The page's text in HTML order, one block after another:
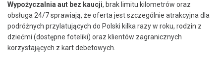
Wypożyczalnia aut bez kaucji, brak limitu kilometrów oraz
obsługa 24/7 sprawiają, że oferta jest szczególnie atrakcyjna dla
podróżnych przylatujących do Polski kilka razy w roku, rodzin z
dziećmi (dostępne foteliki) oraz klientów zagranicznych
korzystających z kart debetowych.